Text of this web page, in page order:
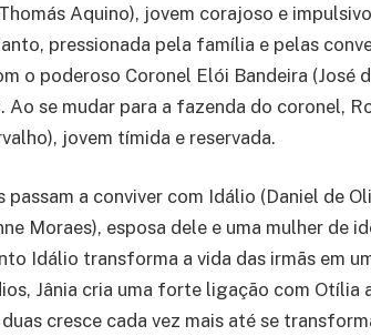
Aquino), jovem corajoso e
pressionada pela família e pelas
o poderoso Coronel Elói Bandeira (José
Ao se mudar para a fazenda do coronel,
jovem tímida e reservada.
passam a conviver com Idálio (Daniel de
Moraes), esposa dele e uma mulher de
Idálio transforma a vida das irmãs em
Jânia cria uma forte ligação com Otília
cresce cada vez mais até se